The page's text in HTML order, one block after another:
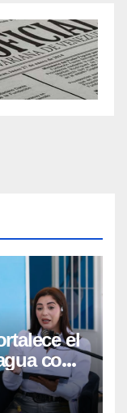
el
con
La